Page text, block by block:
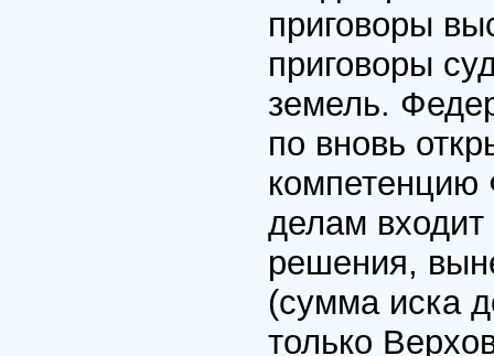
приговоры
приговоры
земель.
по вновь
компетенцию
делам
решения,
(сумма иска
только